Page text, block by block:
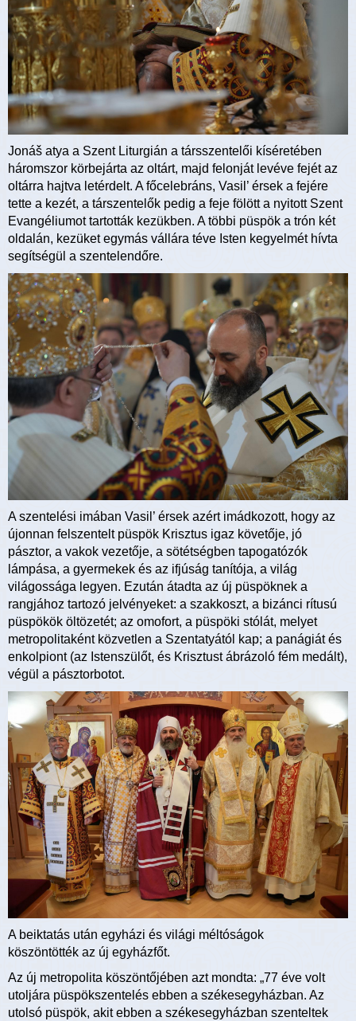
Jonáš atya a Szent Liturgián a társszentelői kíséretében
háromszor körbejárta az oltárt, majd felonját levéve fejét az
oltárra hajtva letérdelt. A főcelebráns, Vasil’ érsek a fejére
tette a kezét, a társzentelők pedig a feje fölött a nyitott Szent
Evangéliumot tartották kezükben. A többi püspök a trón két
oldalán, kezüket egymás vállára téve Isten kegyelmét hívta
segítségül a szentelendőre.
A szentelési imában Vasil’ érsek azért imádkozott, hogy az
újonnan felszentelt püspök Krisztus igaz követője, jó
pásztor, a vakok vezetője, a sötétségben tapogatózók
lámpása, a gyermekek és az ifjúság tanítója, a világ
világossága legyen. Ezután átadta az új püspöknek a
rangjához tartozó jelvényeket: a szakkoszt, a bizánci rítusú
püspökök öltözetét; az omofort, a püspöki stólát, melyet
metropolitaként közvetlen a Szentatyától kap; a panágiát és
enkolpiont (az Istenszülőt, és Krisztust ábrázoló fém medált),
végül a pásztorbotot.
A beiktatás után egyházi és világi méltóságok
köszöntötték az új egyházfőt.
Az új metropolita köszöntőjében azt mondta: „77 éve volt
utoljára püspökszentelés ebben a székesegyházban. Az
utolsó püspök, akit ebben a székesegyházban szenteltek